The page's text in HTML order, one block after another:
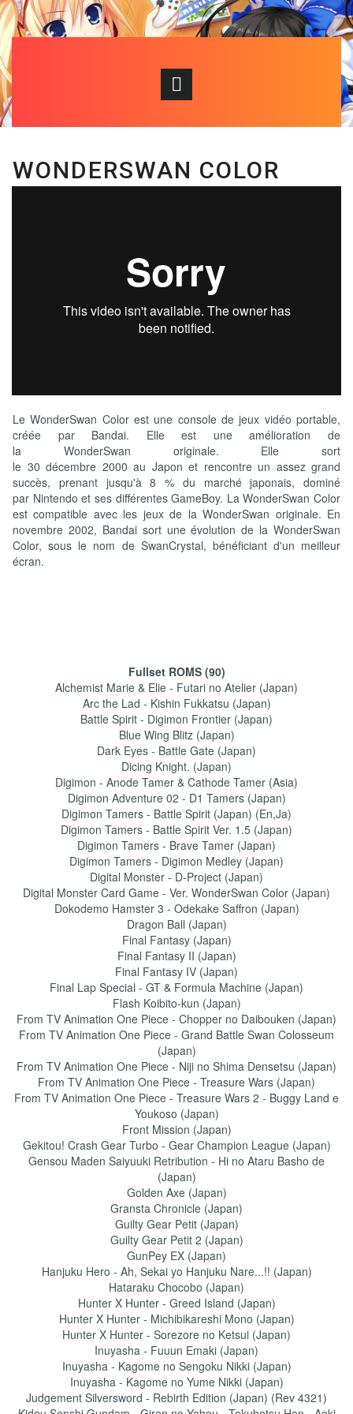
WONDERSWAN COLOR
Le WonderSwan Color est une console de jeux vidéo portable,
créée par Bandai. Elle est une amélioration de
la WonderSwan originale. Elle sort
le 30 décembre 2000 au Japon et rencontre un assez grand
succès, prenant jusqu'à 8 % du marché japonais, dominé
par Nintendo et ses différentes GameBoy. La WonderSwan Color
est compatible avec les jeux de la WonderSwan originale. En
novembre 2002, Bandai sort une évolution de la WonderSwan
Color, sous le nom de SwanCrystal, bénéficiant d'un meilleur
écran.
Fullset ROMS (90)
Alchemist Marie & Elie - Futari no Atelier (Japan)
Arc the Lad - Kishin Fukkatsu (Japan)
Battle Spirit - Digimon Frontier (Japan)
Blue Wing Blitz (Japan)
Dark Eyes - Battle Gate (Japan)
Dicing Knight. (Japan)
Digimon - Anode Tamer & Cathode Tamer (Asia)
Digimon Adventure 02 - D1 Tamers (Japan)
Digimon Tamers - Battle Spirit (Japan) (En,Ja)
Digimon Tamers - Battle Spirit Ver. 1.5 (Japan)
Digimon Tamers - Brave Tamer (Japan)
Digimon Tamers - Digimon Medley (Japan)
Digital Monster - D-Project (Japan)
Digital Monster Card Game - Ver. WonderSwan Color (Japan)
Dokodemo Hamster 3 - Odekake Saffron (Japan)
Dragon Ball (Japan)
Final Fantasy (Japan)
Final Fantasy II (Japan)
Final Fantasy IV (Japan)
Final Lap Special - GT & Formula Machine (Japan)
Flash Koibito-kun (Japan)
From TV Animation One Piece - Chopper no Daibouken (Japan)
From TV Animation One Piece - Grand Battle Swan Colosseum
(Japan)
From TV Animation One Piece - Niji no Shima Densetsu (Japan)
From TV Animation One Piece - Treasure Wars (Japan)
From TV Animation One Piece - Treasure Wars 2 - Buggy Land e
Youkoso (Japan)
Front Mission (Japan)
Gekitou! Crash Gear Turbo - Gear Champion League (Japan)
Gensou Maden Saiyuuki Retribution - Hi no Ataru Basho de
(Japan)
Golden Axe (Japan)
Gransta Chronicle (Japan)
Guilty Gear Petit (Japan)
Guilty Gear Petit 2 (Japan)
GunPey EX (Japan)
Hanjuku Hero - Ah, Sekai yo Hanjuku Nare...!! (Japan)
Hataraku Chocobo (Japan)
Hunter X Hunter - Greed Island (Japan)
Hunter X Hunter - Michibikareshi Mono (Japan)
Hunter X Hunter - Sorezore no Ketsui (Japan)
Inuyasha - Fuuun Emaki (Japan)
Inuyasha - Kagome no Sengoku Nikki (Japan)
Inuyasha - Kagome no Yume Nikki (Japan)
Judgement Silversword - Rebirth Edition (Japan) (Rev 4321)